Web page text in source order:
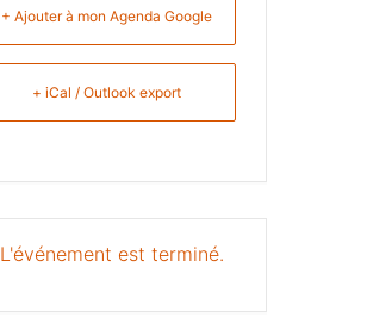
+ Ajouter à mon Agenda Google
+ iCal / Outlook export
L'événement est terminé.